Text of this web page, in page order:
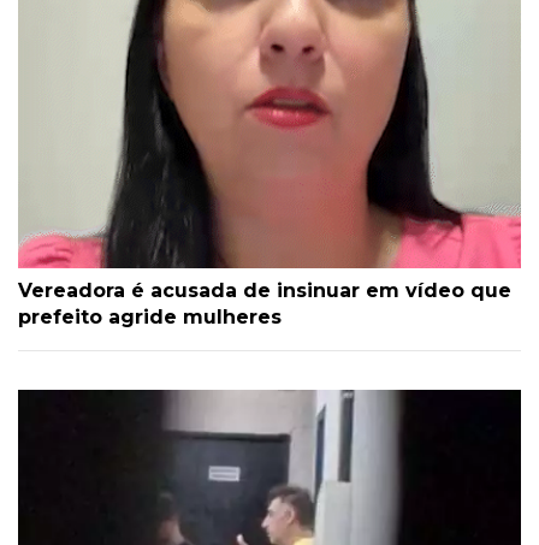
Vereadora é acusada de insinuar em vídeo que
prefeito agride mulheres